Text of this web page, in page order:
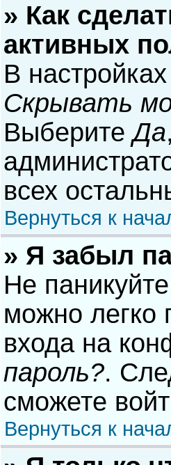
» Как
активных
В
Скрывать
ВыберитеДа
всех
Вернуться к
» Я забыл
Не
можно легко
входа на
пароль?.
сможете
Вернуться к